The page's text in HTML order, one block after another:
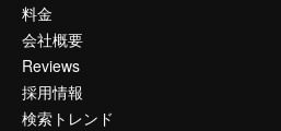
料金
会社概要
Reviews
採用情報
検索トレンド